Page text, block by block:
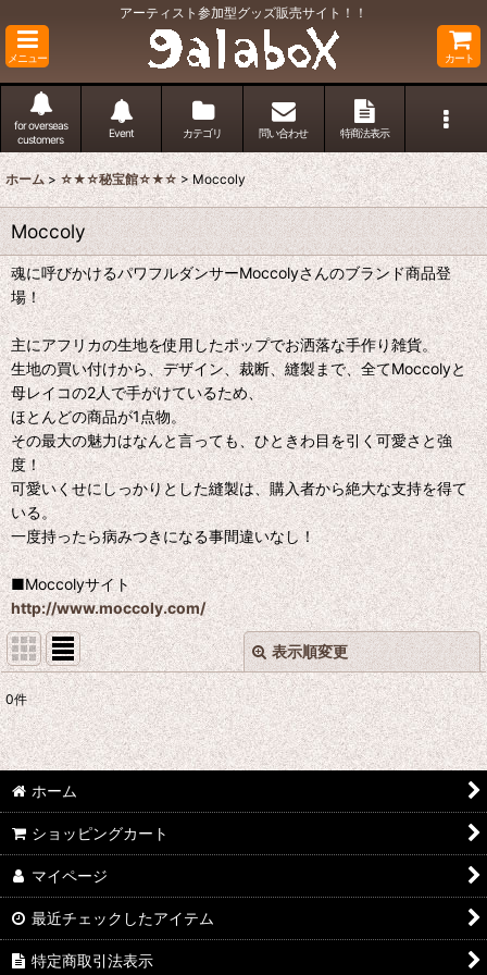
アーティスト参加型グッズ販売サイト！！
メニュー カート
for overseas
customers
Event カテゴリ 問い合わせ 特商法表示
ホーム > ☆★☆秘宝館☆★☆ > Moccoly
Moccoly
魂に呼びかけるパワフルダンサーMoccolyさんのブランド商品登
場！
主にアフリカの生地を使用したポップでお洒落な手作り雑貨。
生地の買い付けから、デザイン、裁断、縫製まで、全てMoccolyと
母レイコの2人で手がけているため、
ほとんどの商品が1点物。
その最大の魅力はなんと言っても、ひときわ目を引く可愛さと強
度！
可愛いくせにしっかりとした縫製は、購入者から絶大な支持を得て
いる。
一度持ったら病みつきになる事間違いなし！
■Moccolyサイト
http://www.moccoly.com/
表示順変更
表示数 :
並び順:
閉じる
0件
ホーム
ショッピングカート
マイページ
最近チェックしたアイテム
特定商取引法表示